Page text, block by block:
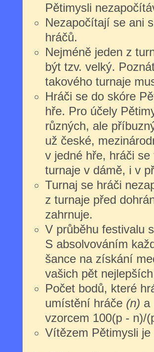
Pětimysli
Nezapočítají se ani
hráčů.
Nejméně jeden z
být tzv. velký.
takového turnaje
Hráči se do skóre
hře. Pro účely
různých, ale
už české,
v jedné hře, hráči
turnaje v dámě, i v
Turnaj se hráči
z turnaje před
zahrnuje.
V průběhu festivalu
S absolvováním
šance na získání
vašich pět
Počet bodů, které
umístění hráče (n) a
vzorcem 100(p - n)/
Vítězem Pětimysli